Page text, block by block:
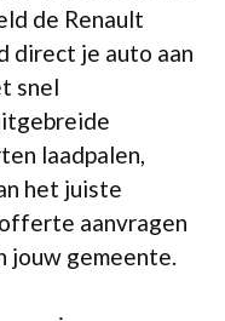
de Renault
direct je auto aan
snel
laadpalen,
het juiste
aanvragen
jouw gemeente.